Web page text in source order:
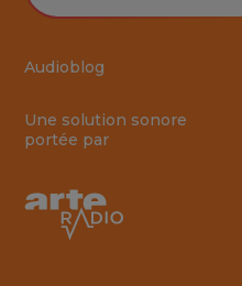
Audioblog
Une solution sonore
portée par